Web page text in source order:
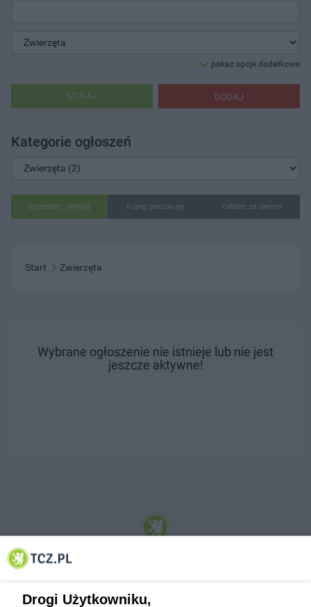
pokaż opcje dodatkowe
DODAJ
SZUKAJ
Kategorie ogłoszeń
Sprzedam, oferuję Kupię, poszukuję Oddam za darmo
Start Zwierzęta
Wybrane ogłoszenie nie istnieje lub nie jest
jeszcze aktywne!
© 2001-2026 Tczew - TCZ.PL Sp. z o.o. Internetowy Serwis Informacyjny Miasta
Drogi Użytkowniku,